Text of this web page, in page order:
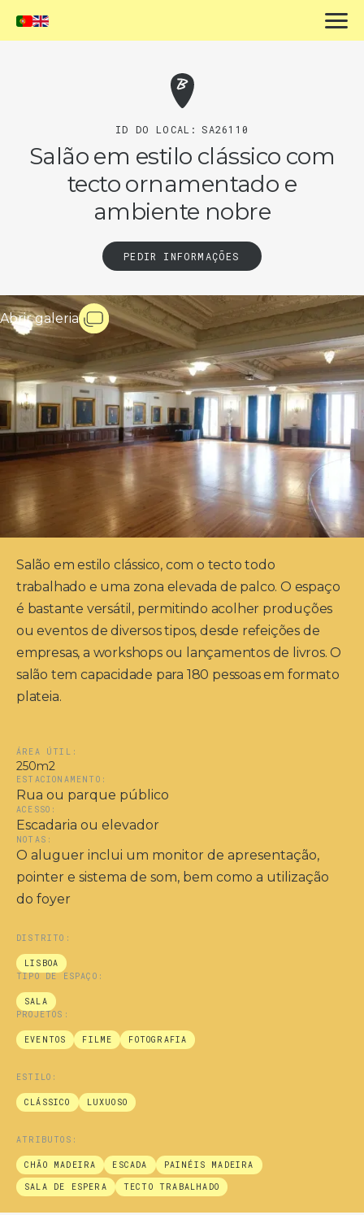
ID DO LOCAL: SA26110
Salão em estilo clássico com
tecto ornamentado e
ambiente nobre
PEDIR INFORMAÇÕES
Abrir galeria
Salão em estilo clássico, com o tecto todo
trabalhado e uma zona elevada de palco. O espaço
é bastante versátil, permitindo acolher produções
ou eventos de diversos tipos, desde refeições de
empresas, a workshops ou lançamentos de livros. O
salão tem capacidade para 180 pessoas em formato
plateia.
ÁREA ÚTIL:
250m2
ESTACIONAMENTO:
Rua ou parque público
ACESSO:
Escadaria ou elevador
NOTAS:
O aluguer inclui um monitor de apresentação,
pointer e sistema de som, bem como a utilização
do foyer
DISTRITO:
LISBOA
TIPO DE ESPAÇO:
SALA
PROJETOS:
EVENTOS FILME FOTOGRAFIA
ESTILO:
CLÁSSICO LUXUOSO
ATRIBUTOS:
CHÃO MADEIRA ESCADA PAINÉIS MADEIRA
SALA DE ESPERA TECTO TRABALHADO